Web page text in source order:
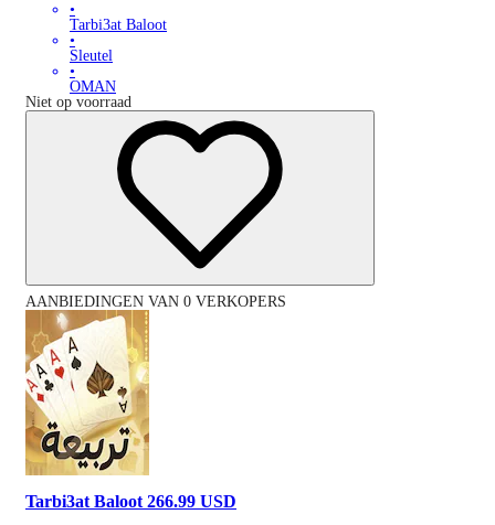
•
Tarbi3at Baloot
•
Sleutel
•
OMAN
Niet op voorraad
AANBIEDINGEN VAN 0 VERKOPERS
Tarbi3at Baloot 266.99 USD